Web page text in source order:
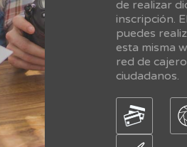
de realizar
inscripción.
puedes
esta misma
red de
ciudadanos.